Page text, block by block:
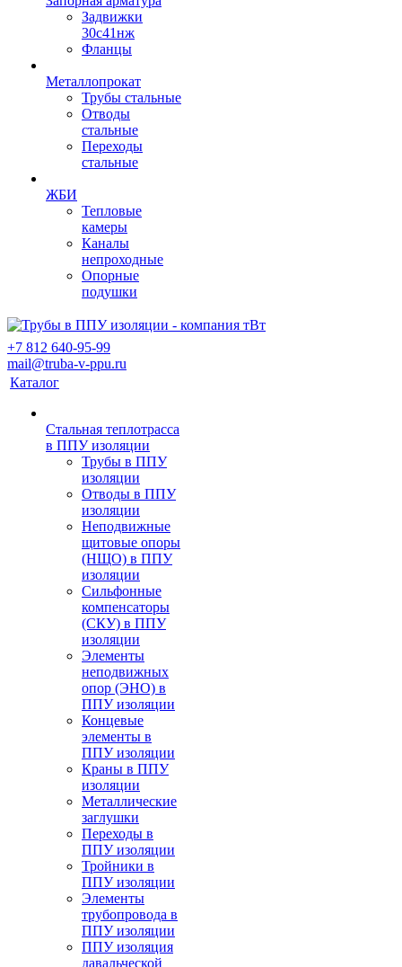
Задвижки
30с41нж
Фланцы
Металлопрокат
Трубы стальные
Отводы
стальные
Переходы
стальные
ЖБИ
Тепловые
камеры
Каналы
непроходные
Опорные
подушки
+7 812 640-95-99
mail@truba-v-ppu.ru
Каталог
Стальная теплотрасса
в ППУ изоляции
Трубы в ППУ
изоляции
Отводы в ППУ
изоляции
Неподвижные
щитовые опоры
(НЩО) в ППУ
изоляции
Cильфонные
компенсаторы
(СКУ) в ППУ
изоляции
Элементы
неподвижных
опор (ЭНО) в
ППУ изоляции
Концевые
элементы в
ППУ изоляции
Краны в ППУ
изоляции
Металлические
заглушки
Переходы в
ППУ изоляции
Тройники в
ППУ изоляции
Элементы
трубопровода в
ППУ изоляции
ППУ изоляция
давальческой